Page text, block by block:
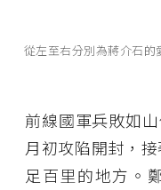
從左至右分別為蔣介石的
前線國軍兵敗如
月初攻陷開封，
足百里的地方。